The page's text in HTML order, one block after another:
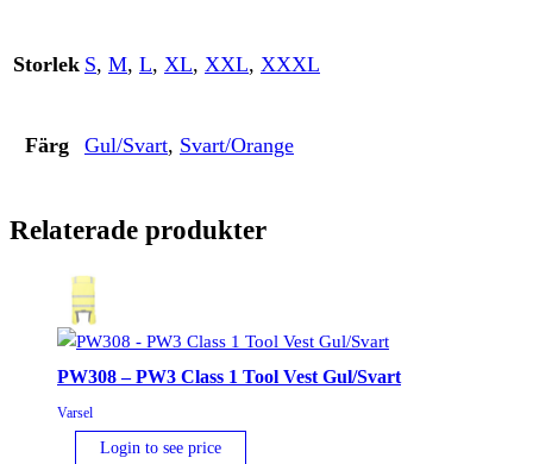
Storlek S, M, L, XL, XXL, XXXL
Färg Gul/Svart, Svart/Orange
Relaterade produkter
PW308 – PW3 Class 1 Tool Vest Gul/Svart
Varsel
Login to see price